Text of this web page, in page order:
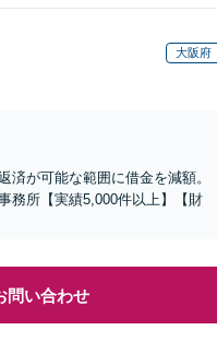
大阪府
済が可能な範囲に借金を減額。
務所【実績5,000件以上】【財
問い合わせ